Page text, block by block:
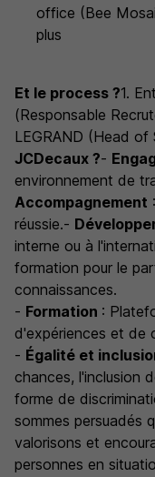
office (Bee
plus
Et le process ?1.
(Responsable
LEGRAND (Head of
JCDecaux ?-
environnement de
Accompagnement
réussie.-
interne ou à
formation pour le
connaissances.
- Formation :
d'expériences et de
- Égalité et
chances, l'inclusion
forme de
sommes persuadés
valorisons et
personnes en